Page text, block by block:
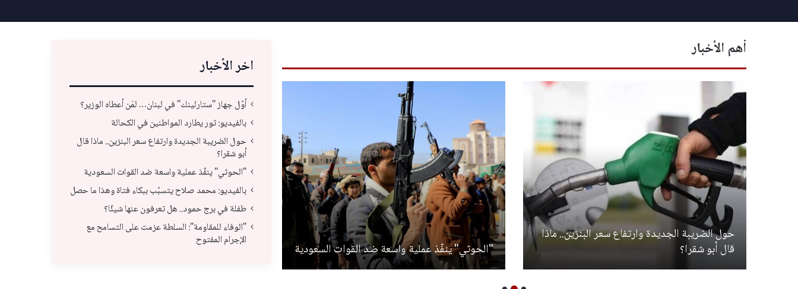
أهم الأخبار
حول الضريبة الجديدة وارتفاع سعر البنزين.. ماذا
قال أبو شقرا؟
"الحوثي" ينفّذ عملية واسعة ضد القوات السعودية
بالفيديو: محمد صلاح يتسبّب ببكاء فتاة وهذا ما
حصل
اخر الأخبار
أوّل جهاز "ستارلينك" في لبنان… لمَن أعطاه الوزير؟
بالفيديو: ثور يطارد المواطنين في الكحالة
حول الضريبة الجديدة وارتفاع سعر البنزين.. ماذا قال
أبو شقرا؟
"الحوثي" ينفّذ عملية واسعة ضد القوات السعودية
بالفيديو: محمد صلاح يتسبّب ببكاء فتاة وهذا ما حصل
طفلة في برج حمود.. هل تعرفون عنها شيئًا؟
"الوفاء للمقاومة": السلطة عزمت على التسامح مع
الإجرام المفتوح